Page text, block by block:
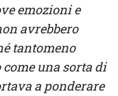
emozioni e
avrebbero
tantomeno
una sorta di
a ponderare